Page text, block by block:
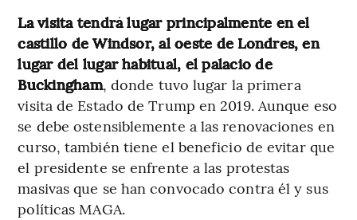
La visita tendrá lugar principalmente en el
castillo de Windsor, al oeste de Londres, en
lugar del lugar habitual, el palacio de
Buckingham, donde tuvo lugar la primera
visita de Estado de Trump en 2019. Aunque eso
se debe ostensiblemente a las renovaciones en
curso, también tiene el beneficio de evitar que
el presidente se enfrente a las protestas
masivas que se han convocado contra él y sus
políticas MAGA.